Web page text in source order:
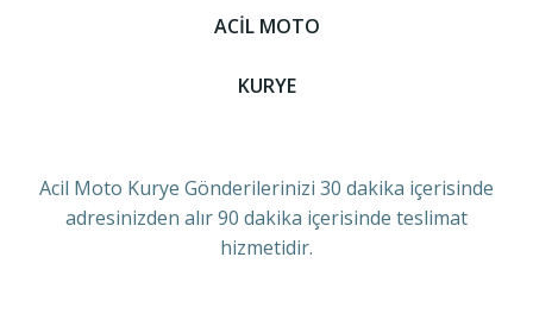
ACİL MOTO
KURYE
Acil Moto Kurye Gönderilerinizi 30 dakika içerisinde
adresinizden alır 90 dakika içerisinde teslimat
hizmetidir.